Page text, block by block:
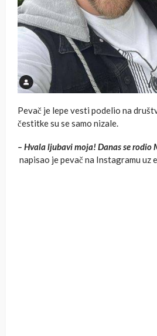
Pevač je lepe vesti podelio na
čestitke su se samo nizale.
– Hvala ljubavi moja! Danas se rodio
napisao je pevač na Instagramu uz